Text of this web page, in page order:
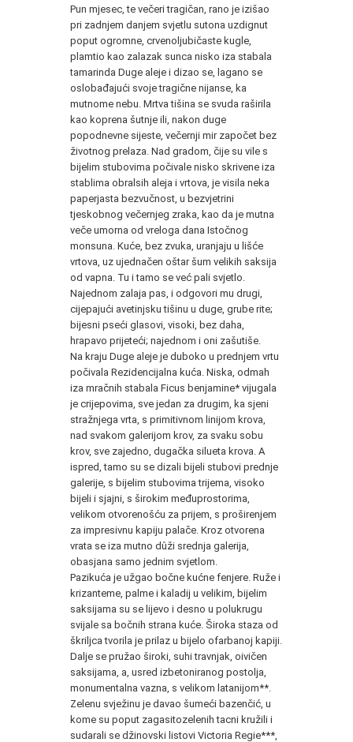
Pun mjesec, te večeri tragičan, rano je izišao
pri zadnjem danjem svjetlu sutona uzdignut
poput ogromne, crvenoljubičaste kugle,
plamtio kao zalazak sunca nisko iza stabala
tamarinda Duge aleje i dizao se, lagano se
oslobađajući svoje tragične nijanse, ka
mutnome nebu. Mrtva tišina se svuda raširila
kao koprena šutnje ili, nakon duge
popodnevne sijeste, večernji mir započet bez
životnog prelaza. Nad gradom, čije su vile s
bijelim stubovima počivale nisko skrivene iza
stablima obralsih aleja i vrtova, je visila neka
paperjasta bezvučnost, u bezvjetrini
tjeskobnog večernjeg zraka, kao da je mutna
veče umorna od vreloga dana Istočnog
monsuna. Kuće, bez zvuka, uranjaju u lišće
vrtova, uz ujednačen oštar šum velikih saksija
od vapna. Tu i tamo se već pali svjetlo.
Najednom zalaja pas, i odgovori mu drugi,
cijepajući avetinjsku tišinu u duge, grube rite;
bijesni pseći glasovi, visoki, bez daha,
hrapavo prijeteći; najednom i oni zašutiše.
Na kraju Duge aleje je duboko u prednjem vrtu
počivala Rezidencijalna kuća. Niska, odmah
iza mračnih stabala Ficus benjamine* vijugala
je crijepovima, sve jedan za drugim, ka sjeni
stražnjega vrta, s primitivnom linijom krova,
nad svakom galerijom krov, za svaku sobu
krov, sve zajedno, dugačka silueta krova. A
ispred, tamo su se dizali bijeli stubovi prednje
galerije, s bijelim stubovima trijema, visoko
bijeli i sjajni, s širokim međuprostorima,
velikom otvorenošću za prijem, s proširenjem
za impresivnu kapiju palače. Kroz otvorena
vrata se iza mutno dûži srednja galerija,
obasjana samo jednim svjetlom.
Pazikuća je užgao bočne kućne fenjere. Ruže i
krizanteme, palme i kaladij u velikim, bijelim
saksijama su se lijevo i desno u polukrugu
svijale sa bočnih strana kuće. Široka staza od
škriljca tvorila je prilaz u bijelo ofarbanoj kapiji.
Dalje se pružao široki, suhi travnjak, oivičen
saksijama, a, usred izbetoniranog postolja,
monumentalna vazna, s velikom latanijom**.
Zelenu svježinu je davao šumeći bazenčić, u
kome su poput zagasitozelenih tacni kružili i
sudarali se džinovski listovi Victoria Regie***,